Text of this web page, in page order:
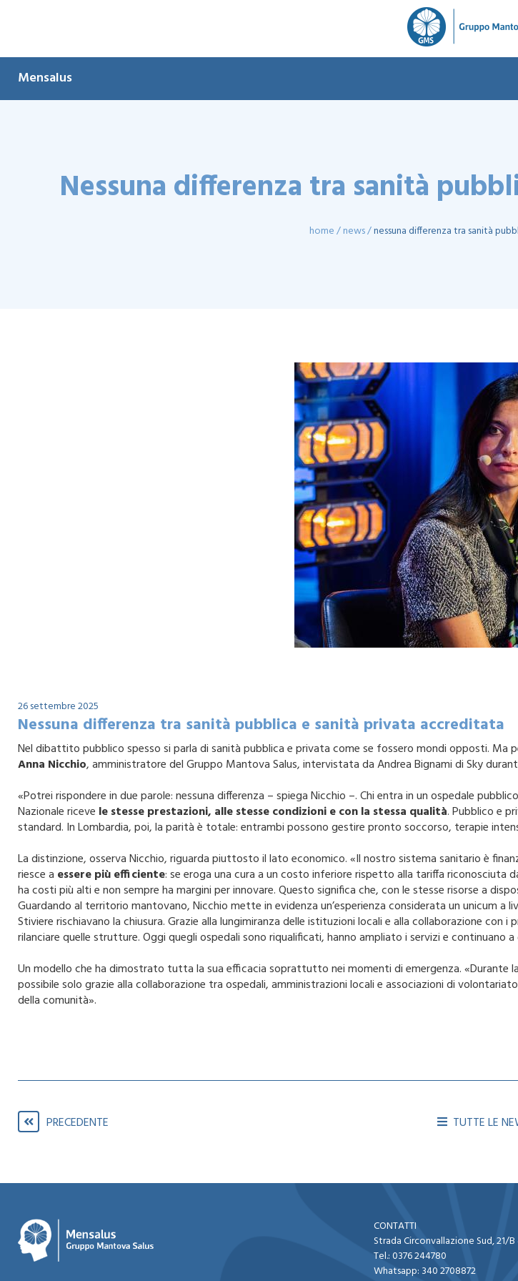
Mensalus
Nessuna differenza tra sanità
home news nessuna differenza tra sanità
26 settembre 2025
Nessuna differenza tra sanità pubblica e sanità privata accreditata
Nel dibattito pubblico spesso si parla di sanità pubblica e privata come se fossero mondi opposti.
Anna Nicchio, amministratore del Gruppo Mantova Salus, intervistata da Andrea Bignami di Sky
«Potrei rispondere in due parole: nessuna differenza – spiega Nicchio –. Chi entra in un ospedale
Nazionale riceve le stesse prestazioni, alle stesse condizioni e con la stessa qualità. Pubblico e
standard. In Lombardia, poi, la parità è totale: entrambi possono gestire pronto soccorso, terapie
La distinzione, osserva Nicchio, riguarda piuttosto il lato economico. «Il nostro sistema sanitario è
riesce a essere più efficiente: se eroga una cura a un costo inferiore rispetto alla tariffa riconosciuta
ha costi più alti e non sempre ha margini per innovare. Questo significa che, con le stesse risorse a
Guardando al territorio mantovano, Nicchio mette in evidenza un’esperienza considerata un unicum a
Stiviere rischiavano la chiusura. Grazie alla lungimiranza delle istituzioni locali e alla collaborazione
rilanciare quelle strutture. Oggi quegli ospedali sono riqualificati, hanno ampliato i servizi e continuano
Un modello che ha dimostrato tutta la sua efficacia soprattutto nei momenti di emergenza. «Durante
possibile solo grazie alla collaborazione tra ospedali, amministrazioni locali e associazioni di
della comunità».
PRECEDENTE TUTTE LE
CONTATTI
Strada Circonvallazione Sud, 21/
Tel.:0376 244780
Whatsapp: 340 2708872